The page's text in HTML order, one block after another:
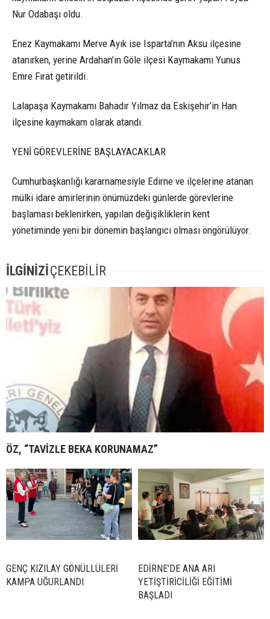
Nur Odabaşı oldu.
Enez Kaymakamı Merve Ayık ise Isparta’nın Aksu ilçesine
atanırken, yerine Ardahan’ın Göle ilçesi Kaymakamı Yunus
Emre Fırat getirildi.
Lalapaşa Kaymakamı Bahadır Yılmaz da Eskişehir’in Han
ilçesine kaymakam olarak atandı.
YENİ GÖREVLERİNE BAŞLAYACAKLAR
Cumhurbaşkanlığı kararnamesiyle Edirne ve ilçelerine atanan
mülki idare amirlerinin önümüzdeki günlerde görevlerine
başlaması beklenirken, yapılan değişikliklerin kent
yönetiminde yeni bir dönemin başlangıcı olması öngörülüyor.
İLGİNİZİÇEKEBİLİR
ÖZ, “TAVİZLE BEKA KORUNAMAZ”
GENÇ KIZILAY GÖNÜLLÜLERİ
KAMPA UĞURLANDI
EDİRNE’DE ANA ARI
YETİŞTİRİCİLİĞİ EĞİTİMİ
BAŞLADI